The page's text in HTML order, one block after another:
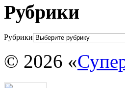
Рубрики
Рубрики
© 2026 «